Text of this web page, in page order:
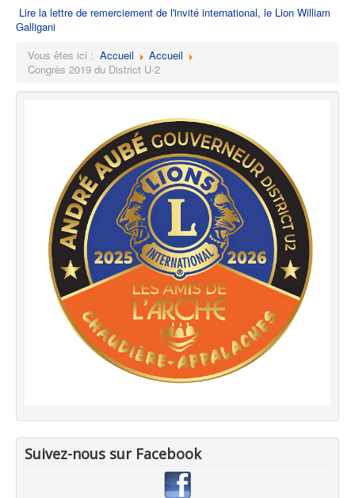
Lire la lettre de remerciement de l'invité international, le Lion William
Galligani
Vous êtes ici : Accueil
Accueil
Congrès 2019 du District U-2
Suivez-nous sur Facebook